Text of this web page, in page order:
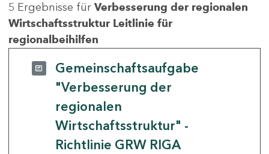
5 Ergebnisse für Verbesserung der regionalen
Wirtschaftsstruktur Leitlinie für
regionalbeihilfen
Gemeinschaftsaufgabe
"Verbesserung der
regionalen
Wirtschaftsstruktur" -
Richtlinie GRW RIGA